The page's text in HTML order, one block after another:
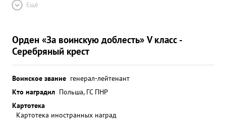
Ещё
Орден «За воинскую доблесть» V класс -
Серебряный крест
Воинское звание генерал-лейтенант
Кто наградил Польша, ГС ПНР
Картотека
Картотека иностранных наград